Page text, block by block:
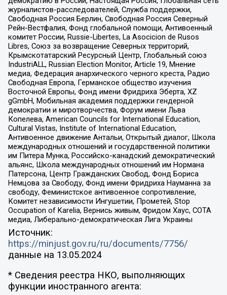
журналистов-расследователей, Служба поддержки,
Свободная Россия Берлин, Свободная Россия Северный
Рейн-Вестфалия, Фонд глобальной помощи, Антивоенный
комитет России, Russie-Libertes, La Asocicion de Rusos
Libres, Союз за возвращение Северных территорий,
Крымскотатарский Ресурсный Центр, Глобальный союз
IndustriALL, Russian Election Monitor, Article 19, Мнение
медиа, Федерация анархического черного креста, Радио
Свободная Европа, Германское общество изучения
Восточной Европы, Фонд имени Фридриха Эберта, XZ
gGmbH, Мобильная академия поддержки гендерной
демократии и миротворчества, Форум имени Льва
Копелева, American Councils for International Education,
Cultural Vistas, Institute of International Education,
Антивоенное движение Антальи, Открытый диалог, Школа
международных отношений и государственной политики
им Питера Мунка, Российско-канадский демократический
альянс, Школа международных отношений им Нормана
Патерсона, Центр Гражданских Свобод, Фонд Бориса
Немцова за Свободу, Фонд имени Фридриха Науманна за
свободу, Феминистское антивоенное сопротивление,
Комитет независимости Ингушетии, Прометей, Stop
Occupation of Karelia, Вернись живым, Фридом Хаус, СОТА
медиа, Либерально-демократическая Лига Украины
Источник:
https://minjust.gov.ru/ru/documents/7756/
данные на 13.05.2024
* Сведения реестра НКО, выполняющих
функции иностранного агента: